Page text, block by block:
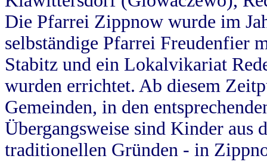
Die Pfarrei Zippnow wurde im
selbständige Pfarrei Freudenfier
Stabitz und ein Lokalvikariat
wurden errichtet. Ab diesem
Gemeinden, in den
Übergangsweise sind Kinder aus
traditionellen Gründen - in